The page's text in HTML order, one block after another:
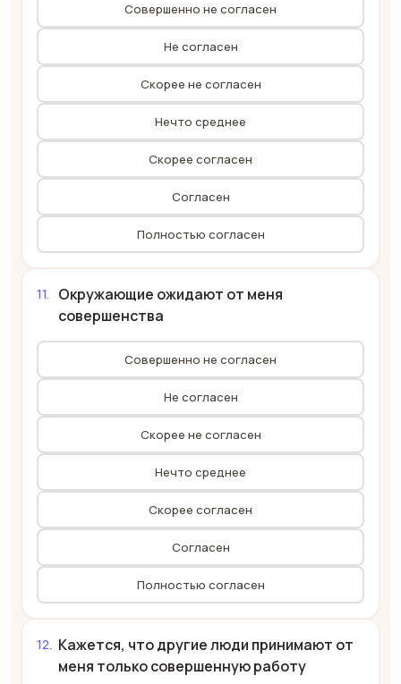
Совершенно не согласен
Не согласен
Скорее не согласен
Нечто среднее
Скорее согласен
Согласен
Полностью согласен
Окружающие ожидают от меня
совершенства
Совершенно не согласен
Не согласен
Скорее не согласен
Нечто среднее
Скорее согласен
Согласен
Полностью согласен
Кажется, что другие люди принимают от
меня только совершенную работу